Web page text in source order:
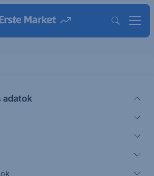
adatok
21:59